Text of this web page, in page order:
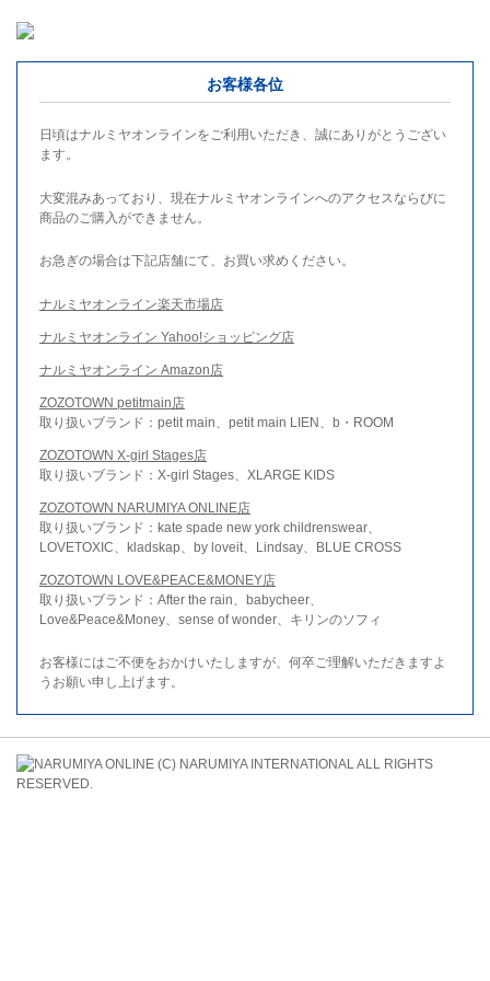
お客様各位
日頃はナルミヤオンラインをご利用いただき、誠にありがとうござい
ます。
大変混みあっており、現在ナルミヤオンラインへのアクセスならびに
商品のご購入ができません。
お急ぎの場合は下記店舗にて、お買い求めください。
ナルミヤオンライン楽天市場店
ナルミヤオンライン Yahoo!ショッピング店
ナルミヤオンライン Amazon店
ZOZOTOWN petitmain店
取り扱いブランド：petit main、petit main LIEN、b・ROOM
ZOZOTOWN X-girl Stages店
取り扱いブランド：X-girl Stages、XLARGE KIDS
ZOZOTOWN NARUMIYA ONLINE店
取り扱いブランド：kate spade new york childrenswear、
LOVETOXIC、kladskap、by loveit、Lindsay、BLUE CROSS
ZOZOTOWN LOVE&PEACE&MONEY店
取り扱いブランド：After the rain、babycheer、
Love&Peace&Money、sense of wonder、キリンのソフィ
お客様にはご不便をおかけいたしますが、何卒ご理解いただきますよ
うお願い申し上げます。